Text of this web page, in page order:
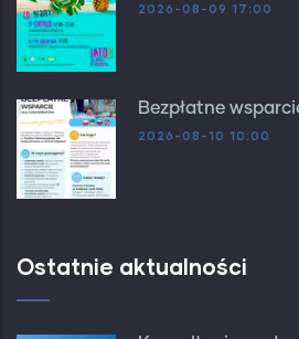
2026-08-09 17:00
Bezpłatne
2026-08-10 10:00
Ostatnie aktualności